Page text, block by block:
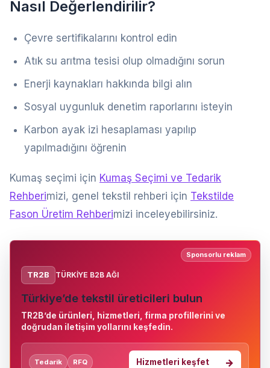
Nasıl Değerlendirilir?
Çevre sertifikalarını kontrol edin
Atık su arıtma tesisi olup olmadığını sorun
Enerji kaynakları hakkında bilgi alın
Sosyal uygunluk denetim raporlarını isteyin
Karbon ayak izi hesaplaması yapılıp
yapılmadığını öğrenin
Kumaş seçimi için Kumaş Seçimi ve Tedarik
Rehberimizi, genel tekstil rehberi için Tekstilde
Fason Üretim Rehberimizi inceleyebilirsiniz.
Sponsorlu reklam
TR2B TÜRKIYE B2B AĞI
Türkiye’de tekstil üreticileri bulun
TR2B’de ürünleri, hizmetleri, firma profillerini ve
doğrudan iletişim yollarını keşfedin.
Tedarik RFQ Hizmetleri keşfet